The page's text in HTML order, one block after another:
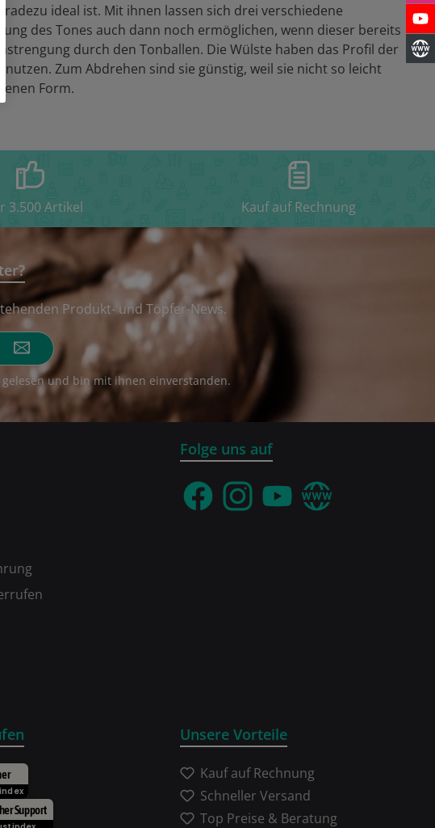
ideal ist. Mit ihnen lassen sich drei verschiedene
des Tones auch dann noch ermöglichen, wenn dieser bereits
durch den Tonballen. Die Wülste haben das Profil der
Zum Abdrehen sind sie günstig, weil sie nicht so leicht
Form.
3.500 Artikel Kauf auf Rechnung
Produkt- und Töpfer-News.
gelesen und bin mit ihnen einverstanden.
Support
Folge uns auf
FacebookInstagramYouTubeWebseite
Unsere Vorteile
Kauf auf Rechnung
Schneller Versand
Top Preise & Beratung